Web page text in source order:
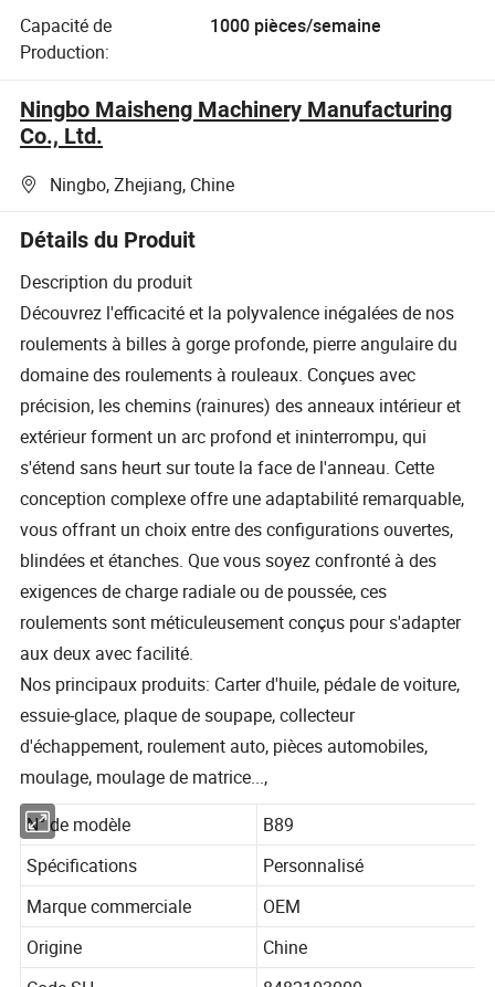
Capacité de
Production:
1000 pièces/semaine
Ningbo Maisheng Machinery Manufacturing
Co., Ltd.
Ningbo, Zhejiang, Chine
Détails du Produit
Description du produit
Découvrez l'efficacité et la polyvalence inégalées de nos
roulements à billes à gorge profonde, pierre angulaire du
domaine des roulements à rouleaux. Conçues avec
précision, les chemins (rainures) des anneaux intérieur et
extérieur forment un arc profond et ininterrompu, qui
s'étend sans heurt sur toute la face de l'anneau. Cette
conception complexe offre une adaptabilité remarquable,
vous offrant un choix entre des configurations ouvertes,
blindées et étanches. Que vous soyez confronté à des
exigences de charge radiale ou de poussée, ces
roulements sont méticuleusement conçus pour s'adapter
aux deux avec facilité.
Nos principaux produits: Carter d'huile, pédale de voiture,
essuie-glace, plaque de soupape, collecteur
d'échappement, roulement auto, pièces automobiles,
moulage, moulage de matrice...,
N° de modèle B89
Spécifications
Personnalisé
Marque commerciale
OEM
Origine
Chine